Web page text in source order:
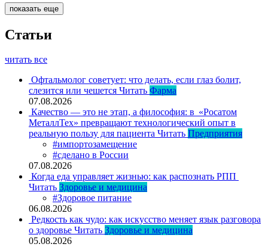
показать еще
Статьи
читать все
Офтальмолог советует: что делать, если глаз болит,
слезится или чешется Читать Фарма
07.08.2026
Качество — это не этап, а философия: в «Росатом
МеталлТех» превращают технологический опыт в
реальную пользу для пациента Читать Предприятия
#импортозамещение
#сделано в России
07.08.2026
Когда еда управляет жизнью: как распознать РПП
Читать Здоровье и медицина
#Здоровое питание
06.08.2026
Редкость как чудо: как искусство меняет язык разговора
о здоровье Читать Здоровье и медицина
05.08.2026